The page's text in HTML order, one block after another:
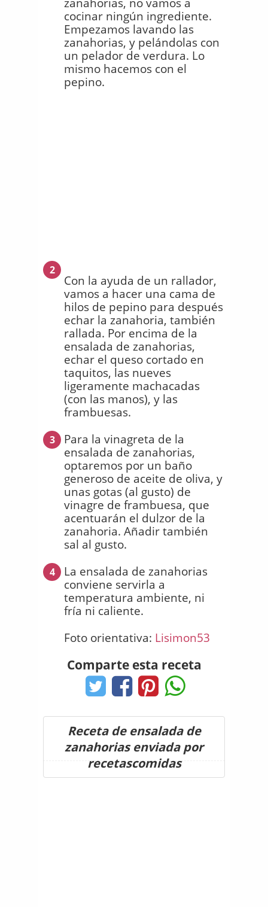
cocinar ningún ingrediente.
Empezamos lavando las
zanahorias, y pelándolas con
un pelador de verdura. Lo
mismo hacemos con el
pepino.
2
Con la ayuda de un rallador,
vamos a hacer una cama de
hilos de pepino para después
echar la zanahoria, también
rallada. Por encima de la
ensalada de zanahorias,
echar el queso cortado en
taquitos, las nueves
ligeramente machacadas
(con las manos), y las
frambuesas.
3
Para la vinagreta de la
ensalada de zanahorias,
optaremos por un baño
generoso de aceite de oliva, y
unas gotas (al gusto) de
vinagre de frambuesa, que
acentuarán el dulzor de la
zanahoria. Añadir también
sal al gusto.
4
La ensalada de zanahorias
conviene servirla a
temperatura ambiente, ni
fría ni caliente.
Foto orientativa: Lisimon53
Comparte esta receta
Receta de ensalada de
zanahorias enviada por
recetascomidas